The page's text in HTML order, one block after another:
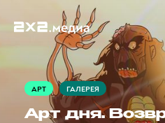
АРТ ГАЛЕРЕЯ
Арт дня.